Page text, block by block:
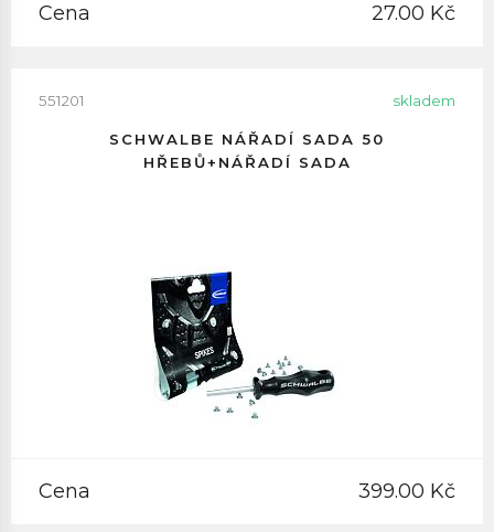
Cena 27.00 Kč
551201 skladem
SCHWALBE NÁŘADÍ SADA 50
HŘEBŮ+NÁŘADÍ SADA
Cena 399.00 Kč